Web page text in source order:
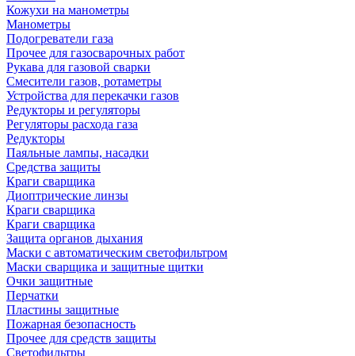
Кожухи на манометры
Манометры
Подогреватели газа
Прочее для газосварочных работ
Рукава для газовой сварки
Смесители газов, ротаметры
Устройства для перекачки газов
Редукторы и регуляторы
Регуляторы расхода газа
Редукторы
Паяльные лампы, насадки
Средства защиты
Краги сварщика
Диоптрические линзы
Краги сварщика
Краги сварщика
Защита органов дыхания
Маски с автоматическим светофильтром
Маски сварщика и защитные щитки
Очки защитные
Перчатки
Пластины защитные
Пожарная безопасность
Прочее для средств защиты
Светофильтры